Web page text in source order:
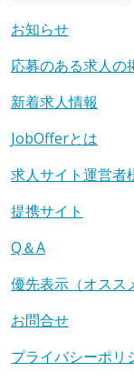
お知らせ
応募のある求人の
新着求人情報
JobOfferとは
求人サイト運営者
提携サイト
Q＆A
優先表示（オスス
お問合せ
プライバシーポリ